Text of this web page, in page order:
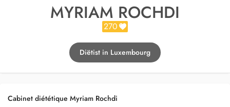
MYRIAM ROCHDI
270
Diëtist in Luxembourg
Cabinet diététique Myriam Rochdi